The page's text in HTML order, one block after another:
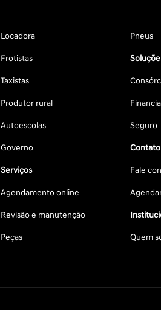
Locadora
Frotistas
Taxistas
Produtor rural
Autoescolas
Governo
Serviços
Agendamento online
Revisão e manutenção
Peças
Pneus
Seguro
Contato
Fale
Quem